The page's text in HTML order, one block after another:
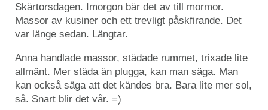
Skärtorsdagen. Imorgon bär det av till mormor.
Massor av kusiner och ett trevligt påskfirande. Det
var länge sedan. Längtar.
Anna handlade massor, städade rummet, trixade lite
allmänt. Mer städa än plugga, kan man säga. Man
kan också säga att det kändes bra. Bara lite mer sol,
så. Snart blir det vår. =)